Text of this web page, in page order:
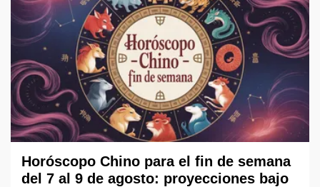
Horóscopo Chino para el fin de semana
del 7 al 9 de agosto: proyecciones bajo